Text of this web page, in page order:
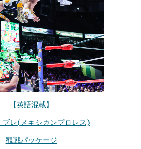
【英語混載】
ブレ(メキシカンプロレス)
観戦パッケージ